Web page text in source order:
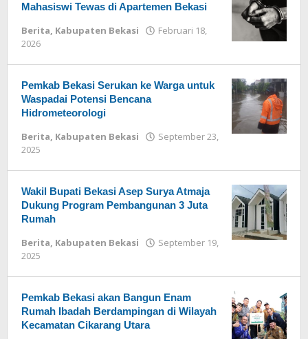
Mahasiswi Tewas di Apartemen Bekasi
Berita, Kabupaten Bekasi
Februari 18,
2026
Pemkab Bekasi Serukan ke Warga untuk
Waspadai Potensi Bencana
Hidrometeorologi
Berita, Kabupaten Bekasi
September 23,
2025
Wakil Bupati Bekasi Asep Surya Atmaja
Dukung Program Pembangunan 3 Juta
Rumah
Berita, Kabupaten Bekasi
September 19,
2025
Pemkab Bekasi akan Bangun Enam
Rumah Ibadah Berdampingan di Wilayah
Kecamatan Cikarang Utara